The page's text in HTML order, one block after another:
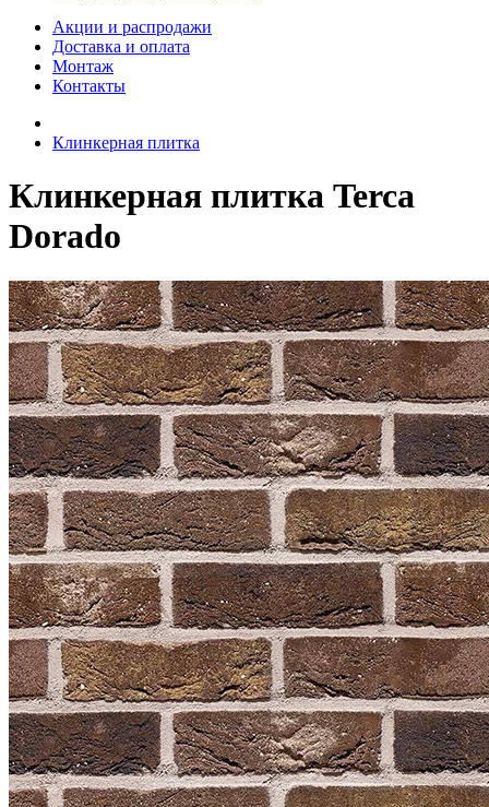
Акции и распродажи
Доставка и оплата
Монтаж
Контакты
Клинкерная плитка
Клинкерная плитка Terca
Dorado